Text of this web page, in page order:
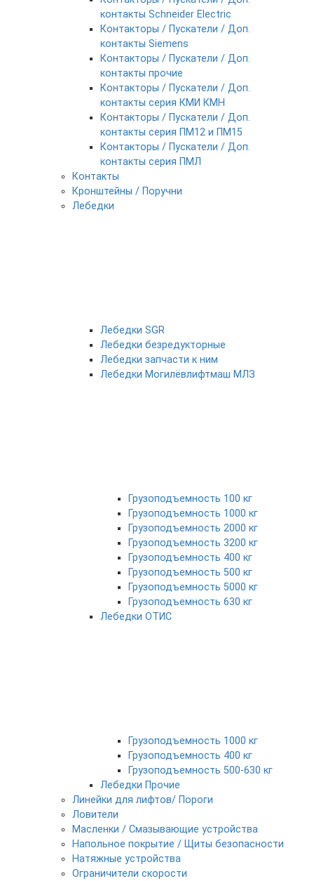
контакты Schneider Electric
Контакторы / Пускатели / Доп.
контакты Siemens
Контакторы / Пускатели / Доп.
контакты прочие
Контакторы / Пускатели / Доп.
контакты серия КМИ КМН
Контакторы / Пускатели / Доп.
контакты серия ПМ12 и ПМ15
Контакторы / Пускатели / Доп.
контакты серия ПМЛ
Контакты
Кронштейны / Поручни
Лебедки
Лебедки SGR
Лебедки безредукторные
Лебедки запчасти к ним
Лебедки Могилёвлифтмаш МЛЗ
Грузоподъемность 100 кг
Грузоподъемность 1000 кг
Грузоподъемность 2000 кг
Грузоподъемность 3200 кг
Грузоподъемность 400 кг
Грузоподъемность 500 кг
Грузоподъемность 5000 кг
Грузоподъемность 630 кг
Лебедки ОТИС
Грузоподъемность 1000 кг
Грузоподъемность 400 кг
Грузоподъемность 500-630 кг
Лебедки Прочие
Линейки для лифтов/ Пороги
Ловители
Масленки / Смазывающие устройства
Напольное покрытие / Щиты безопасности
Натяжные устройства
Ограничители скорости